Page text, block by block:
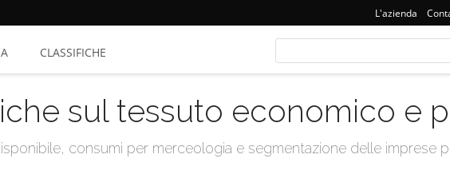
L'azienda
CLASSIFICHE
sul tessuto economico e
consumi per merceologia e segmentazione delle imprese